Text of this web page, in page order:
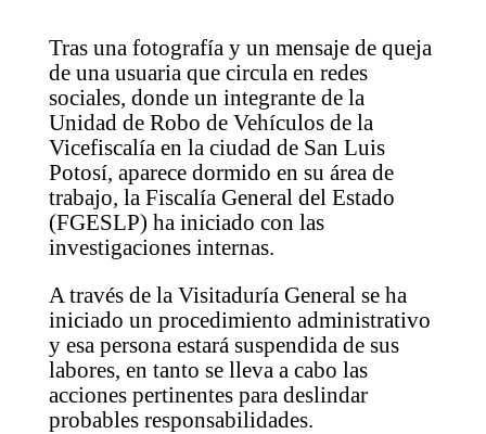
Tras una fotografía y un mensaje de queja
de una usuaria que circula en redes
sociales, donde un integrante de la
Unidad de Robo de Vehículos de la
Vicefiscalía en la ciudad de San Luis
Potosí, aparece dormido en su área de
trabajo, la Fiscalía General del Estado
(FGESLP) ha iniciado con las
investigaciones internas.
A través de la Visitaduría General se ha
iniciado un procedimiento administrativo
y esa persona estará suspendida de sus
labores, en tanto se lleva a cabo las
acciones pertinentes para deslindar
probables responsabilidades.